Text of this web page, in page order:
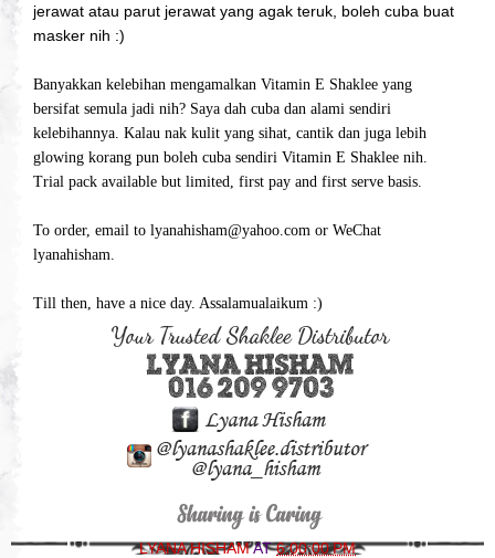
jerawat atau parut jerawat yang agak teruk, boleh cuba buat
masker nih :)
Banyakkan kelebihan mengamalkan Vitamin E Shaklee yang
bersifat semula jadi nih? Saya dah cuba dan alami sendiri
kelebihannya. Kalau nak kulit yang sihat, cantik dan juga lebih
glowing korang pun boleh cuba sendiri Vitamin E Shaklee nih.
Trial pack available but limited, first pay and first serve basis.
To order, email to lyanahisham@yahoo.com or WeChat
lyanahisham.
Till then, have a nice day. Assalamualaikum :)
LYANA HISHAMAT6:00:00 PM